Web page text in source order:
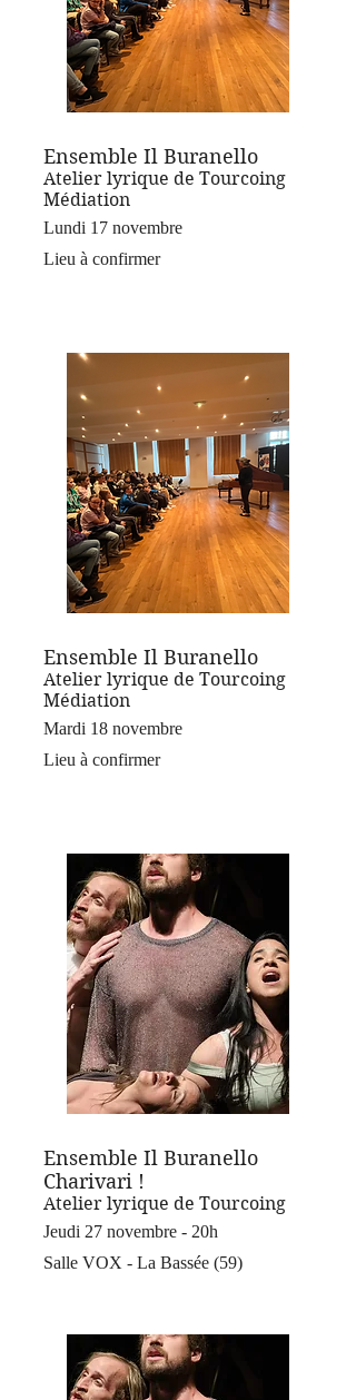
Ensemble Il Buranello
Atelier lyrique de Tourcoing
Médiation
Lundi 17 novembre
Lieu à confirmer
Ensemble Il Buranello
Atelier lyrique de Tourcoing
Médiation
Mardi 18 novembre
Lieu à confirmer
Ensemble Il Buranello
Charivari !
Atelier lyrique de Tourcoing
Jeudi 27 novembre - 20h
Salle VOX - La Bassée (59)